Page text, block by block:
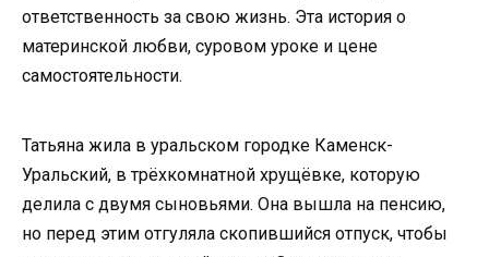
ответственность за свою жизнь. Эта история о
материнской любви, суровом уроке и цене
самостоятельности.
Татьяна жила в уральском городке Каменск-
Уральский, в трёхкомнатной хрущёвке, которую
делила с двумя сыновьями. Она вышла на пенсию,
но перед этим отгуляла скопившийся отпуск, чтобы